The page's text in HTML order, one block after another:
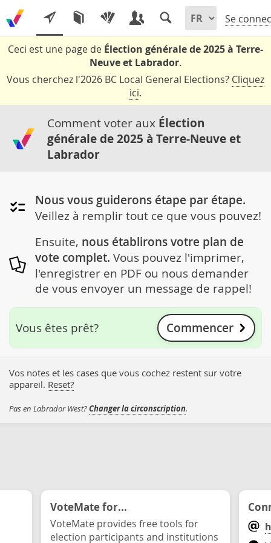
Se
Ceci est une page de Élection générale de 2025 à Terre-
Neuve et Labrador.
Vous cherchez l'2026 BC Local General Elections? Cliquez
ici.
Comment voter aux Élection
générale de 2025 à Terre-Neuve et
Labrador
Nous vous guiderons étape par étape.
Veillez à remplir tout ce que vous pouvez!
Ensuite, nous établirons votre plan de
vote complet. Vous pouvez l'imprimer,
l'enregistrer en PDF ou nous demander
de vous envoyer un message de rappel!
Vous êtes prêt? Commencer
Vos notes et les cases que vous cochez restent sur votre
appareil. Reset?
Pas en Labrador West?Changer la circonscription.
VoteMate for...
VoteMate provides free tools for
election participants and institutions